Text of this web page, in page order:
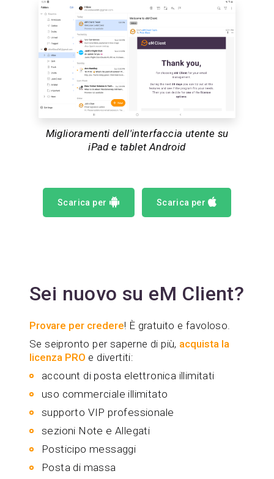
Miglioramenti dell'interfaccia utente su
iPad e tablet Android
Scarica per Scarica per
Sei nuovo su eM Client?
Provare per credere! È gratuito e favoloso.
Se seipronto per saperne di più, acquista la
licenza PRO e divertiti:
account di posta elettronica illimitati
uso commerciale illimitato
supporto VIP professionale
sezioni Note e Allegati
Posticipo messaggi
Posta di massa